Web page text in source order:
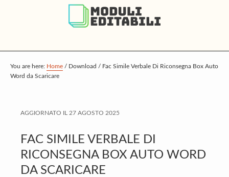
p
t
a
n
c
o
p
t
r
m
a
r
p
t
o
t
e
r
You are here: Home / Download / Fac Simile Verbale Di Riconsegna Box Auto
Word da Scaricare
AGGIORNATO IL 27 AGOSTO 2025
FAC SIMILE VERBALE DI
RICONSEGNA BOX AUTO WORD
DA SCARICARE